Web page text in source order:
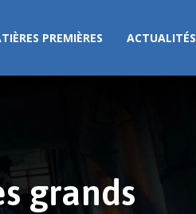
PREMIÈRES ACTUALITÉS
grands